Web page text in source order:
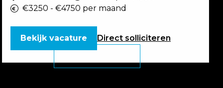
€3250 - €4750 per maand
Direct solliciteren
Bekijk vacature